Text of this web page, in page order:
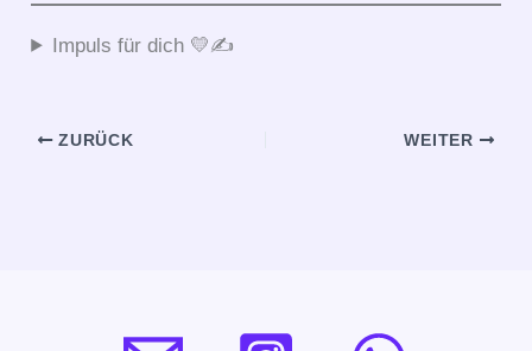
Impuls für dich 💛✍️
ZURÜCK WEITER